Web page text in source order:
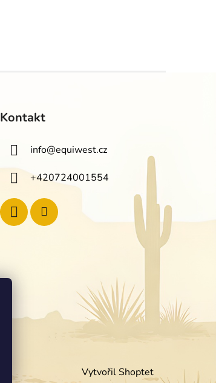
Kontakt
info@equiwest.cz
+420724001554
Vytvořil Shoptet